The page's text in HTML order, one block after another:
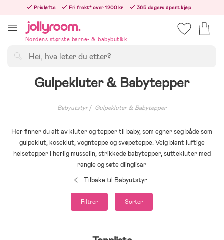
innehållet
Prisløfte Fri frakt* over 1200 kr
365 dagers åpent kjøp
Nordens største barne- & babybutikk
Gulpekluter & Babytepper
Babyutstyr Gulpekluter & Babytepper
Her finner du alt av kluter og tepper til baby, som egner seg både som
gulpeklut, koseklut, vognteppe og svøpeteppe. Velg blant luftige
helsetepper i herlig musselin, strikkede babytepper, suttekluter med
rangle og søte diinglisar
Tilbake til Babyutstyr
Filtrer Sorter